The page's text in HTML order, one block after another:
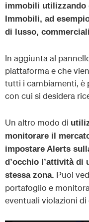
immobili
Immobili, ad
di lusso,
In aggiunta al
piattaforma e che
tutti i cambiamenti, è
con cui si desidera
Un altro modo di
monitorare il
impostare Alerts
d’occhio l’attività di
stessa zona. Puoi
portafoglio e
eventuali violazioni di